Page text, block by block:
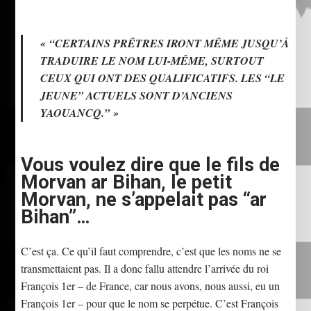
« “CERTAINS PRÊTRES IRONT MÊME JUSQU’À
TRADUIRE LE NOM LUI-MÊME, SURTOUT
CEUX QUI ONT DES QUALIFICATIFS. LES “LE
JEUNE” ACTUELS SONT D’ANCIENS
YAOUANCQ.”»
Vous voulez dire que le fils de
Morvan ar Bihan, le petit
Morvan, ne s’appelait pas “ar
Bihan”…
C’est ça. Ce qu’il faut comprendre, c’est que les noms ne se
trans­mettaient pas. Il a donc fallu at­tendre l’arrivée du roi
François 1er – de France, car nous avons, nous aussi, eu un
François 1er – pour que le nom se perpétue. C’est François